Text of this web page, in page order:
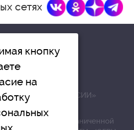
сетях
| СИ «БРЕНДЫ РОССИИ»
Общество с ограниченной
кнопку
на